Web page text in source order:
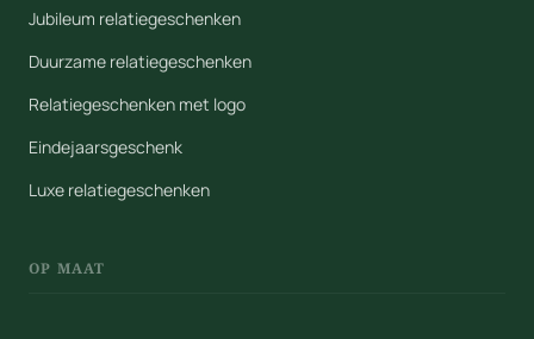
Jubileum relatiegeschenken
Duurzame relatiegeschenken
Relatiegeschenken met logo
Eindejaarsgeschenk
Luxe relatiegeschenken
OP MAAT